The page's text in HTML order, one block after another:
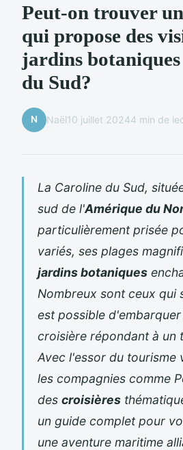
Peut-on trouver
qui propose des
jardins
du Sud?
N Naël10 juillet 20244 min de
La Caroline du Sud,
sud de l'Amérique du
particulièrement prisée
variés, ses plages
jardins botaniques
Nombreux sont ceux qui
est possible
croisière répondant à un
Avec l'essor du tourisme
les compagnies comme
des croisières
un guide complet pour
une aventure maritime